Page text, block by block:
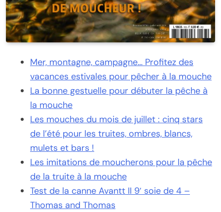
Mer, montagne, campagne… Profitez des
vacances estivales pour pêcher à la mouche
La bonne gestuelle pour débuter la pêche à
la mouche
Les mouches du mois de juillet : cinq stars
de l’été pour les truites, ombres, blancs,
mulets et bars !
Les imitations de moucherons pour la pêche
de la truite à la mouche
Test de la canne Avantt II 9′ soie de 4 –
Thomas and Thomas